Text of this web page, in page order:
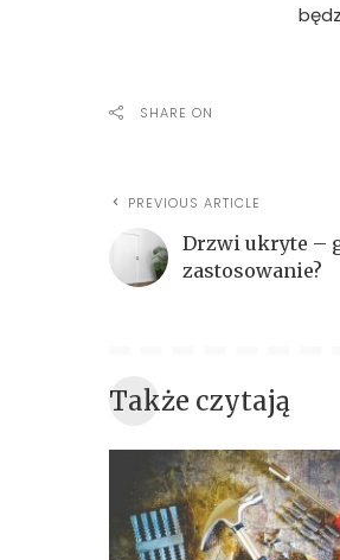
SHARE ON
PREVIOUS ARTICLE
Drzwi ukryte –
zastosowanie?
Także czytają